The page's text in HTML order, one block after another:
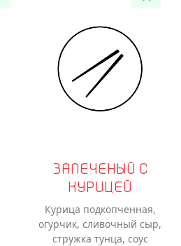
ЗАПЕЧЕНЫЙ С
КУРИЦЕЙ
Курица подкопченная,
огурчик, сливочный сыр,
стружка тунца, соус